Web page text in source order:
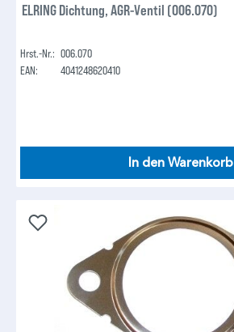
ELRING Dichtung, AGR-Ventil (006.070)
Hrst.-Nr.: 006.070
EAN:
4041248620410
In den Warenkorb